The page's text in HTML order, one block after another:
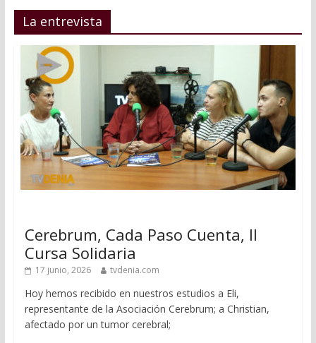
La entrevista
Cerebrum, Cada Paso Cuenta, II
Cursa Solidaria
17 junio, 2026 tvdenia.com
Hoy hemos recibido en nuestros estudios a Eli,
representante de la Asociación Cerebrum; a Christian,
afectado por un tumor cerebral;